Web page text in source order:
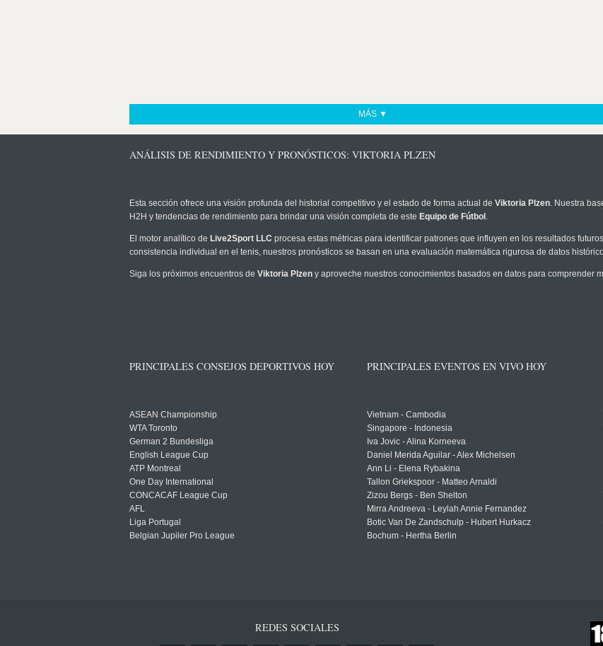
MÁS ▼
ANÁLISIS DE RENDIMIENTO Y PRONÓSTICOS: VIKTORIA PLZEN
Esta sección ofrece una visión profunda del historial competitivo y el estado de forma actual de Viktoria Plzen. Nuestra
H2H y tendencias de rendimiento para brindar una visión completa de este Equipo de Fútbol .
El motor analítico de Live2Sport LLC procesa estas métricas para identificar patrones que influyen en los resultados
consistencia individual en el tenis, nuestros pronósticos se basan en una evaluación matemática rigurosa de datos
Siga los próximos encuentros de Viktoria Plzen y aproveche nuestros conocimientos basados en datos para comprender
PRINCIPALES CONSEJOS DEPORTIVOS HOY
ASEAN Championship
WTA Toronto
German 2 Bundesliga
English League Cup
ATP Montreal
One Day International
CONCACAF League Cup
AFL
Liga Portugal
Belgian Jupiler Pro League
PRINCIPALES EVENTOS EN VIVO HOY
Vietnam - Cambodia
Singapore - Indonesia
Iva Jovic - Alina Korneeva
Daniel Merida Aguilar - Alex Michelsen
Ann Li - Elena Rybakina
Tallon Griekspoor - Matteo Arnaldi
Zizou Bergs - Ben Shelton
Mirra Andreeva - Leylah Annie Fernandez
Botic Van De Zandschulp - Hubert Hurkacz
Bochum - Hertha Berlin
REDES SOCIALES